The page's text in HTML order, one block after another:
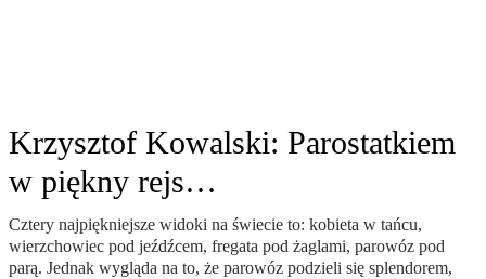
Krzysztof Kowalski: Parostatkiem
w piękny rejs…
Cztery najpiękniejsze widoki na świecie to: kobieta w tańcu,
wierzchowiec pod jeźdźcem, fregata pod żaglami, parowóz pod
parą. Jednak wygląda na to, że parowóz podzieli się splendorem,